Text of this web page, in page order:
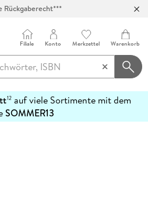
Rückgaberecht***
Filiale Konto Merkzettel Warenkorb
12auf viele Sortimente mit dem
SOMMER13